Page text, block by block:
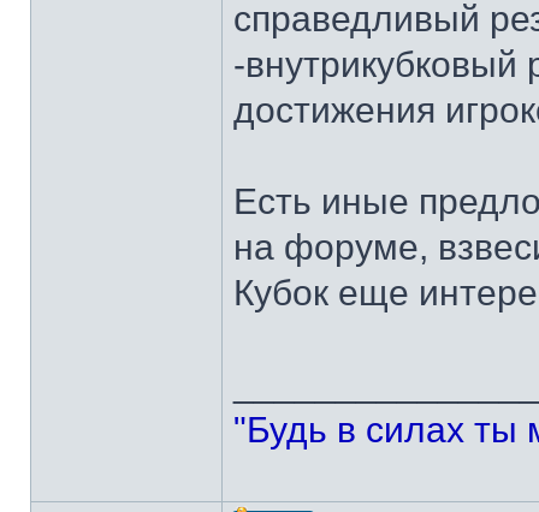
справедливый
-внутрикубковый
достижения
Есть иные
на форуме,
Кубок еще
"Будь в силах ты